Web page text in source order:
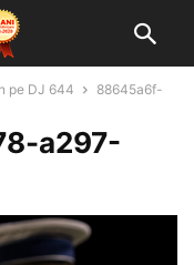
pe DJ 644
88645a6f-
a297-